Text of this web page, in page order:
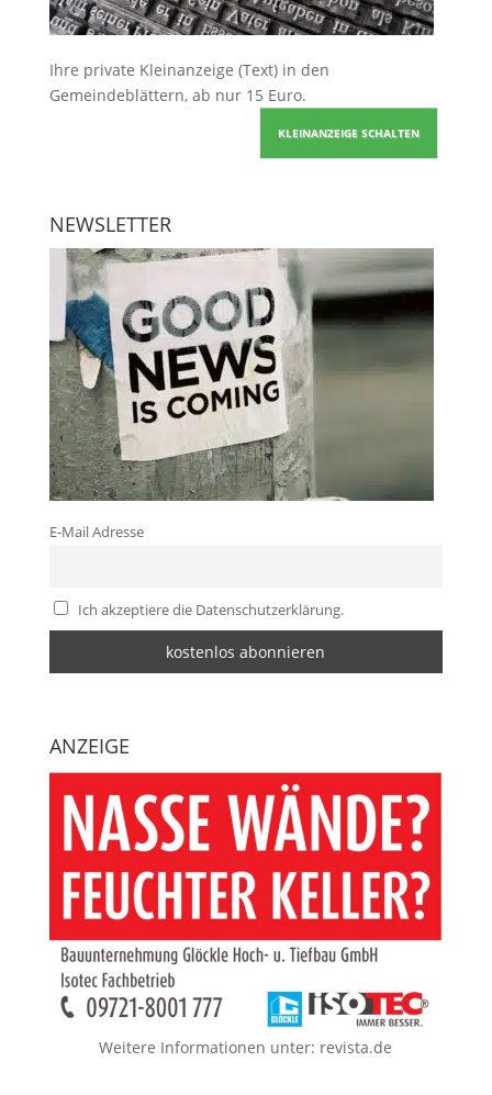
Ihre private Kleinanzeige (Text) in den
Gemeindeblättern, ab nur 15 Euro.
KLEINANZEIGE SCHALTEN
NEWSLETTER
E-Mail Adresse
Ich akzeptiere die Datenschutzerklärung.
ANZEIGE
Weitere Informationen unter: revista.de